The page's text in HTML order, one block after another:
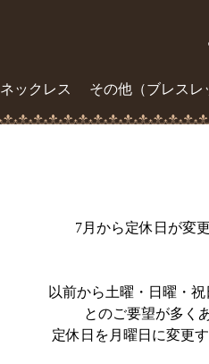
ネックレス その他（ブレスレ
7月から定休日が変
以前から土曜・日曜・
とのご要望が多く
定休日を月曜日に変更